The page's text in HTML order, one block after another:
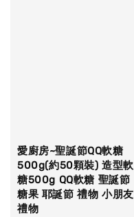
愛廚房~聖誕節QQ軟糖
500g(約50顆裝) 造型軟
糖500g QQ軟糖 聖誕節
糖果 耶誕節 禮物 小朋友
禮物